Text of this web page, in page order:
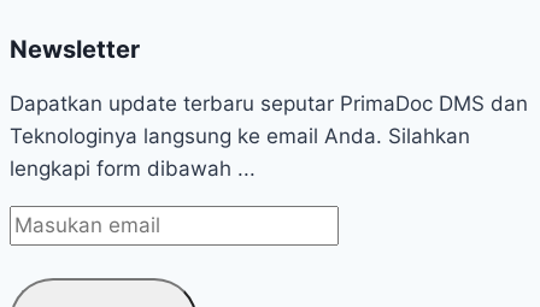
Newsletter
Dapatkan update terbaru seputar PrimaDoc DMS dan
Teknologinya langsung ke email Anda. Silahkan
lengkapi form dibawah ...